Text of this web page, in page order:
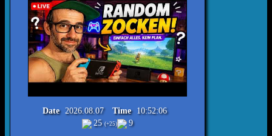
Date 2026.08.07 Time 10:52:06
25(+25) 9